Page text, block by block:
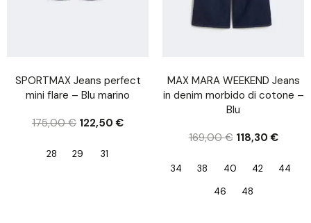
SPORTMAX Jeans perfect
mini flare – Blu marino
175,00€ 122,50€
28 29 31
MAX MARA WEEKEND Jeans
in denim morbido di cotone –
Blu
169,00€ 118,30€
34 38 40 42
44
46
48